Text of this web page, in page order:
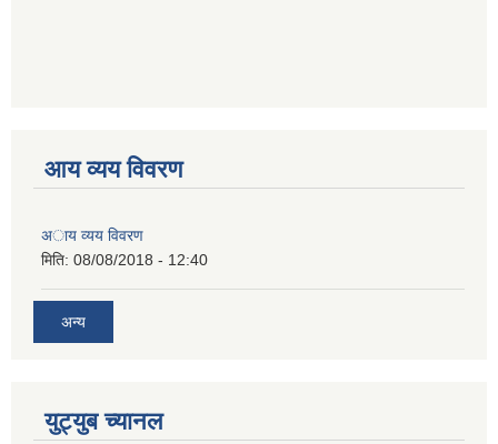
आय व्यय विवरण
अाय व्यय विवरण
मिति: 08/08/2018 - 12:40
अन्य
युट्युब च्यानल